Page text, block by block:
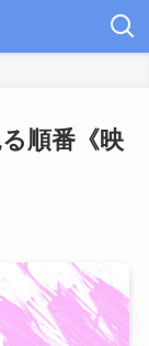
順番《映